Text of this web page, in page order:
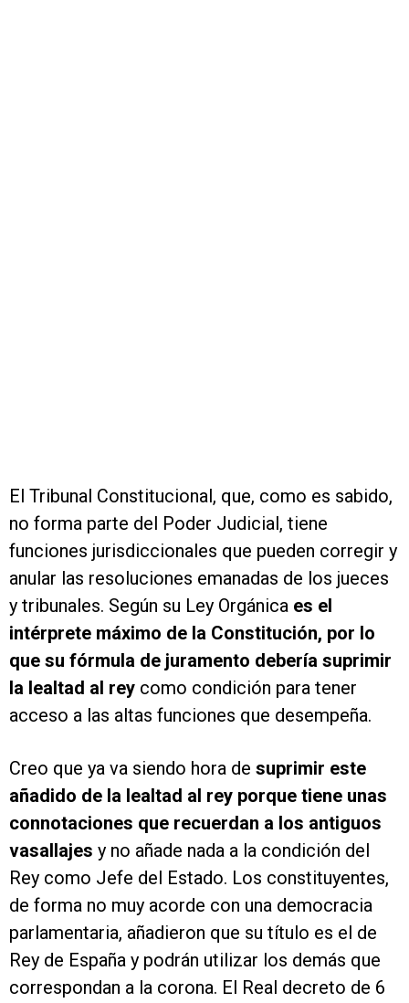
El Tribunal Constitucional, que, como es sabido,
no forma parte del Poder Judicial, tiene
funciones jurisdiccionales que pueden corregir y
anular las resoluciones emanadas de los jueces
y tribunales. Según su Ley Orgánica es el
intérprete máximo de la Constitución, por lo
que su fórmula de juramento debería suprimir
la lealtad al rey como condición para tener
acceso a las altas funciones que desempeña.
Creo que ya va siendo hora de suprimir este
añadido de la lealtad al rey porque tiene unas
connotaciones que recuerdan a los antiguos
vasallajes y no añade nada a la condición del
Rey como Jefe del Estado. Los constituyentes,
de forma no muy acorde con una democracia
parlamentaria, añadieron que su título es el de
Rey de España y podrán utilizar los demás que
correspondan a la corona. El Real decreto de 6